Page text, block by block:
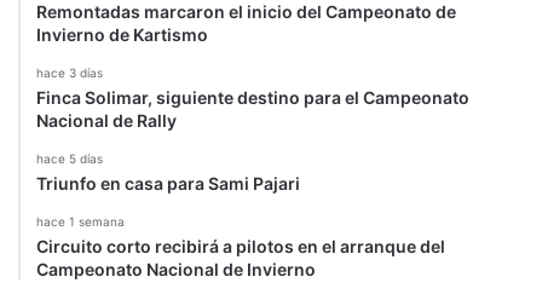
Remontadas marcaron el inicio del Campeonato de
Invierno de Kartismo
hace 3 días
Finca Solimar, siguiente destino para el Campeonato
Nacional de Rally
hace 5 días
Triunfo en casa para Sami Pajari
hace 1 semana
Circuito corto recibirá a pilotos en el arranque del
Campeonato Nacional de Invierno